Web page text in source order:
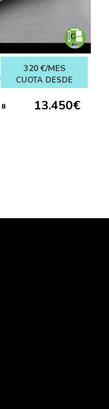
320 €/MES
CUOTA DESDE
13.450€